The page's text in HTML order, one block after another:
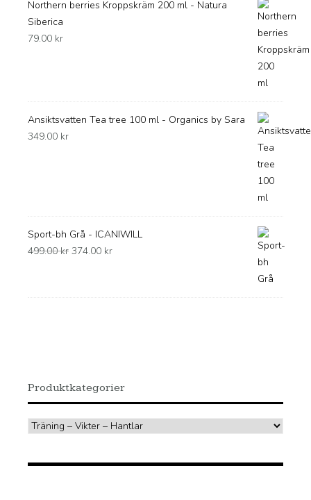
Northern berries Kroppskräm 200 ml - Natura
Siberica
79.00 kr
Ansiktsvatten Tea tree 100 ml - Organics by Sara
349.00 kr
Sport-bh Grå - ICANIWILL
499.00kr Det
374.00 krDet
Produktkategorier